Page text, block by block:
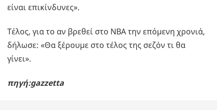
είναι επικίνδυνες».
Τέλος, για το αν βρεθεί στο ΝΒΑ την επόμενη χρονιά,
δήλωσε: «Θα ξέρουμε στο τέλος της σεζόν τι θα
γίνει».
πηγή:gazzetta